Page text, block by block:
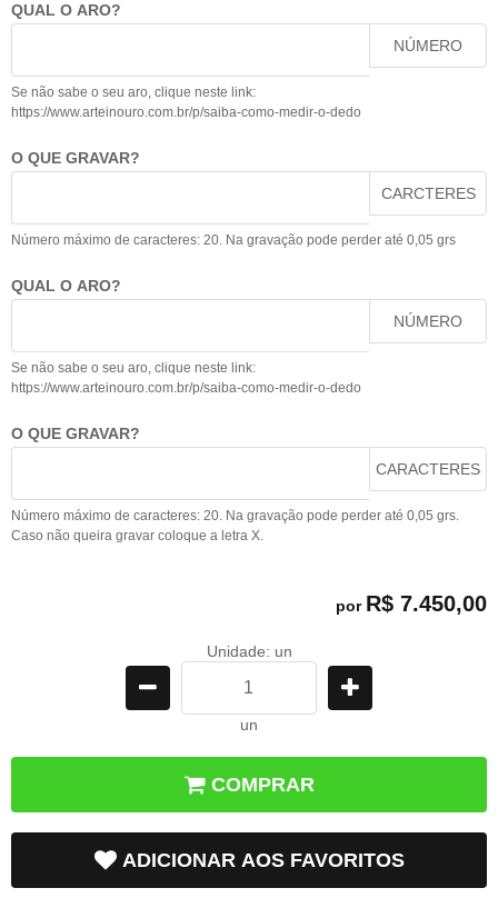
QUAL O ARO?
NÚMERO
Se não sabe o seu aro, clique neste link:
https://www.arteinouro.com.br/p/saiba-como-medir-o-dedo
O QUE GRAVAR?
CARCTERES
Número máximo de caracteres: 20. Na gravação pode perder até 0,05 grs
QUAL O ARO?
NÚMERO
Se não sabe o seu aro, clique neste link:
https://www.arteinouro.com.br/p/saiba-como-medir-o-dedo
O QUE GRAVAR?
CARACTERES
Número máximo de caracteres: 20. Na gravação pode perder até 0,05 grs.
Caso não queira gravar coloque a letra X.
por R$ 7.450,00
Unidade: un
un
COMPRAR
ADICIONAR AOS FAVORITOS